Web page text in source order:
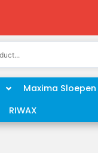
Maxima Sloepen
RIWAX